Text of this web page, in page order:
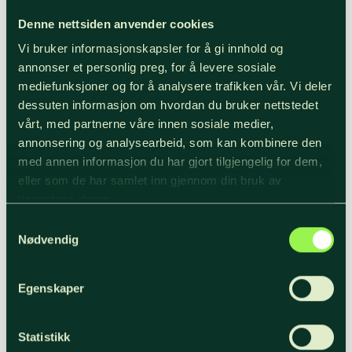
Denne nettsiden anvender cookies
Vi bruker informasjonskapsler for å gi innhold og
annonser et personlig preg, for å levere sosiale
mediefunksjoner og for å analysere trafikken vår. Vi deler
dessuten informasjon om hvordan du bruker nettstedet
vårt, med partnerne våre innen sosiale medier,
annonsering og analysearbeid, som kan kombinere den
med annen informasjon du har gjort tilgjengelig for dem,
eller som de har samlet inn gjennom din bruk av
Nødvendig
Egenskaper
Statistikk
Det å få jobbe sammen
mede en så erfaren virkeskjøper som
Nesthorne har gitt verdifull innsikt i hele
verdikjeden, forteller Flatin.
– I praksisperioden skapte vinterværet litt
utfordringer. Men de utfordringene ga
meg også god innsikt i hvordan vi som jobber i
skogbruket stadig må tilpasse oss. Jeg er også
både entreprenørsamling og bedriftsbesøk i
nettverket mitt og forståelsen for det operative